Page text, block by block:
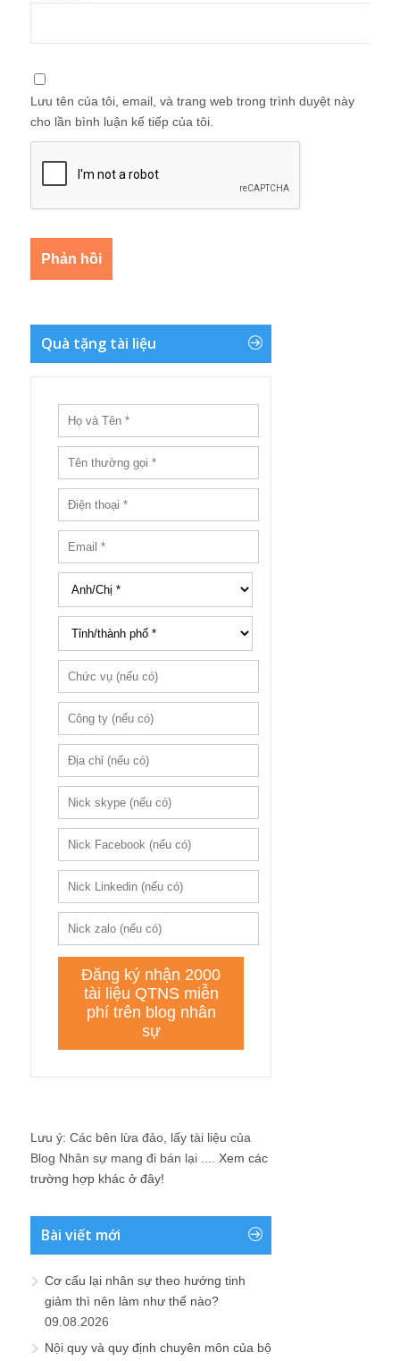
Lưu tên của tôi, email, và trang web trong trình duyệt này
cho lần bình luận kế tiếp của tôi.
Quà tặng tài liệu
Lưu ý: Các bên lừa đảo, lấy tài liệu của
Blog Nhân sự mang đi bán lại .... Xem các
trường hợp khác ở đây!
Bài viết mới
Cơ cấu lại nhân sự theo hướng tinh
giảm thì nên làm như thế nào?
09.08.2026
Nội quy và quy định chuyên môn của bộ